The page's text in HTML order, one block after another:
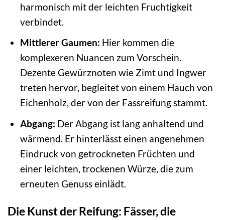
harmonisch mit der leichten Fruchtigkeit
verbindet.
Mittlerer Gaumen: Hier kommen die
komplexeren Nuancen zum Vorschein.
Dezente Gewürznoten wie Zimt und Ingwer
treten hervor, begleitet von einem Hauch von
Eichenholz, der von der Fassreifung stammt.
Abgang: Der Abgang ist lang anhaltend und
wärmend. Er hinterlässt einen angenehmen
Eindruck von getrockneten Früchten und
einer leichten, trockenen Würze, die zum
erneuten Genuss einlädt.
Die Kunst der Reifung: Fässer, die